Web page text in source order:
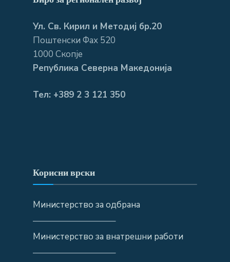
Ул. Св. Кирил и Методиј бр.20
Поштенски Фах 520
1000 Скопје
Република Северна Македонија
Тел: +389 2 3 121 350
Корисни врски
Министерство за одбрана
—————————–
Министерство за внатрешни работи
—————————–